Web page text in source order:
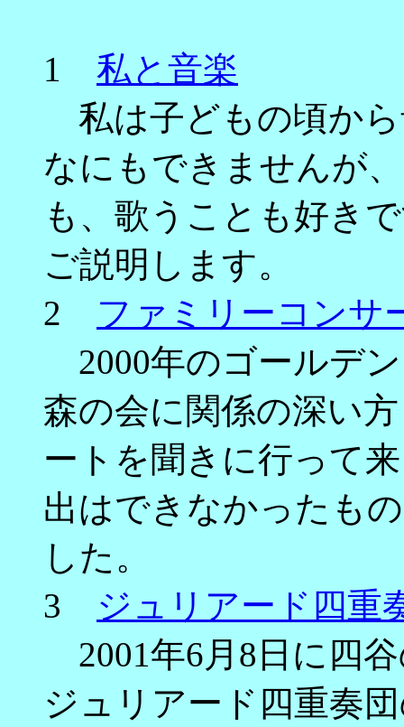
1 私と音楽
私は子どもの頃か
なにもできませんが
も、歌うことも好き
ご説明します。
2 ファミリーコンサ
2000年のゴールデ
森の会に関係の深い
ートを聞きに行って
出はできなかったも
した。
3 ジュリアード四重
2001年6月8日に四
ジュリアード四重奏